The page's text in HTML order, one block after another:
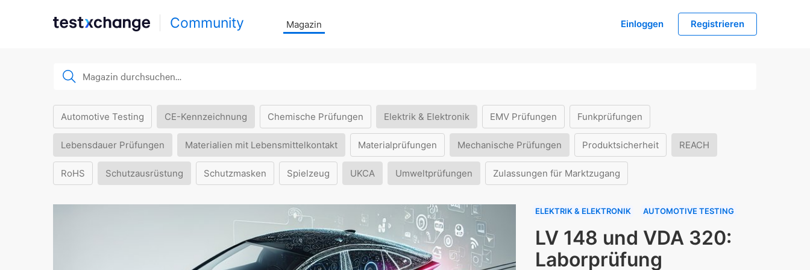
Community Magazin Einloggen Registrieren
Automotive Testing CE-Kennzeichnung Chemische Prüfungen Elektrik & Elektronik EMV Prüfungen Funkprüfungen
Lebensdauer Prüfungen Materialien mit Lebensmittelkontakt Materialprüfungen Mechanische Prüfungen Produktsicherheit REACH
RoHS Schutzausrüstung Schutzmasken Spielzeug UKCA Umweltprüfungen Zulassungen für Marktzugang
ELEKTRIK & ELEKTRONIK AUTOMOTIVE TESTING
LV 148 und VDA 320:
Laborprüfung